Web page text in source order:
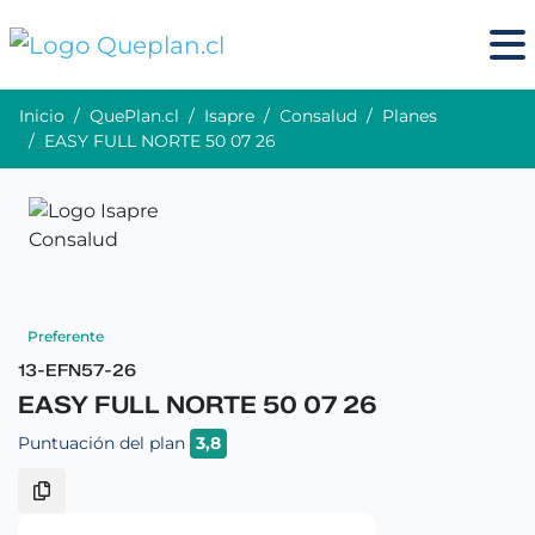
Inicio QuePlan.cl Isapre Consalud
Planes
EASY FULL NORTE 50 07 26
Preferente
13-EFN57-26
EASY FULL NORTE 50 07 26
Puntuación del plan 3,8